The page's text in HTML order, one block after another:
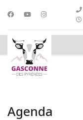
Agenda